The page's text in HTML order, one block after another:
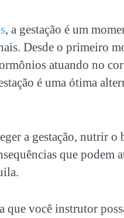
, a gestação é um
Desde o primeiro
atuando no
é uma ótima
a gestação, nutrir o
que podem
que você instrutor